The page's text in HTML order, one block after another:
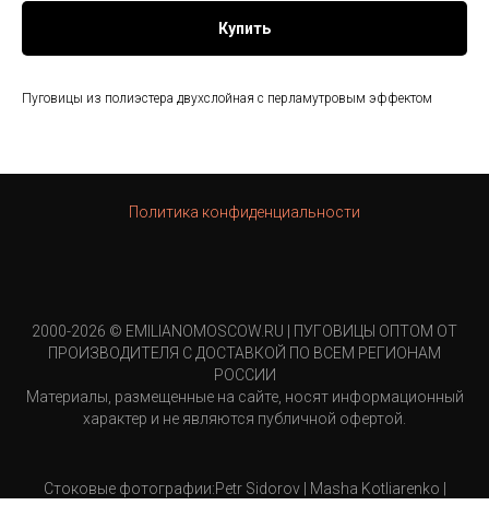
Купить
Пуговицы из полиэстера двухслойная с перламутровым эффектом
Политика конфиденциальности
2000-2026 © EMILIANOMOSCOW.RU | ПУГОВИЦЫ ОПТОМ ОТ
ПРОИЗВОДИТЕЛЯ С ДОСТАВКОЙ ПО ВСЕМ РЕГИОНАМ
РОССИИ
Материалы, размещенные на сайте, носят информационный
характер и не являются публичной офертой.
Стоковые фотографии:Petr Sidorov | Masha Kotliarenko |